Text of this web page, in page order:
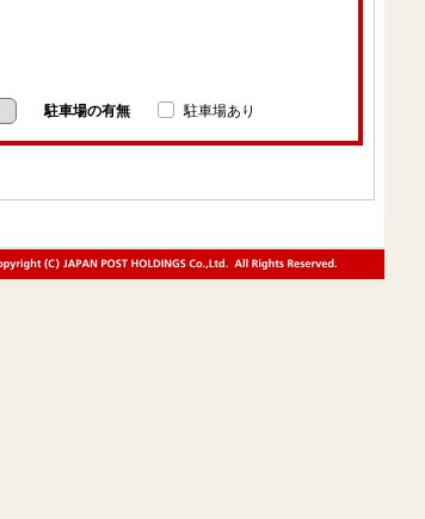
駐車場の有無 駐車場あり